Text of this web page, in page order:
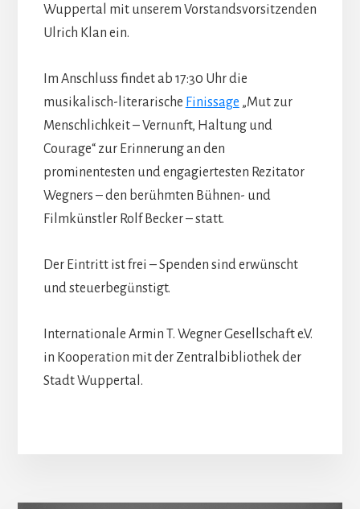
Wuppertal mit unserem Vorstandsvorsitzenden
Ulrich Klan ein.
Im Anschluss findet ab 17:30 Uhr die
musikalisch-literarische Finissage „Mut zur
Menschlichkeit – Vernunft, Haltung und
Courage“ zur Erinnerung an den
prominentesten und engagiertesten Rezitator
Wegners – den berühmten Bühnen- und
Filmkünstler Rolf Becker – statt.
Der Eintritt ist frei – Spenden sind erwünscht
und steuerbegünstigt.
Internationale Armin T. Wegner Gesellschaft e.V.
in Kooperation mit der Zentralbibliothek der
Stadt Wuppertal.